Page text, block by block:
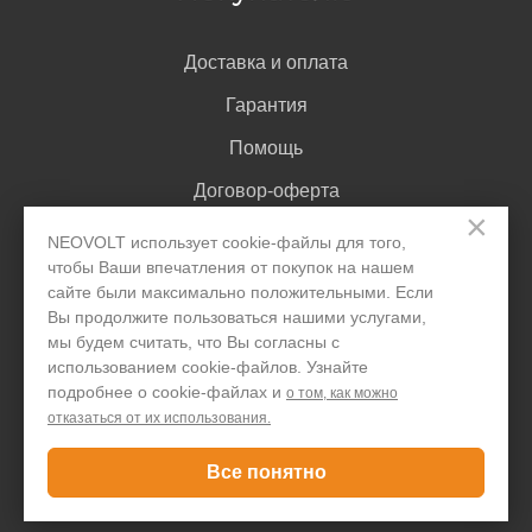
×
NEOVOLT использует cookie-файлы для того,
чтобы Ваши впечатления от покупок на нашем
сайте были максимально положительными. Если
Вы продолжите пользоваться нашими услугами,
мы будем считать, что Вы согласны с
использованием cookie-файлов. Узнайте
подробнее о cookie-файлах и о том, как можно
отказаться от их использования.
Все понятно
Доставка и оплата
Гарантия
Помощь
Договор-оферта
Написать директору
Задать вопрос
+7 495 646 1257